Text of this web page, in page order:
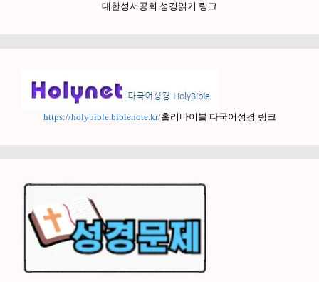
대한성서공회 성경읽기 링크
https://holybible.biblenote.kr/홀리바이블 다국어성경 링크